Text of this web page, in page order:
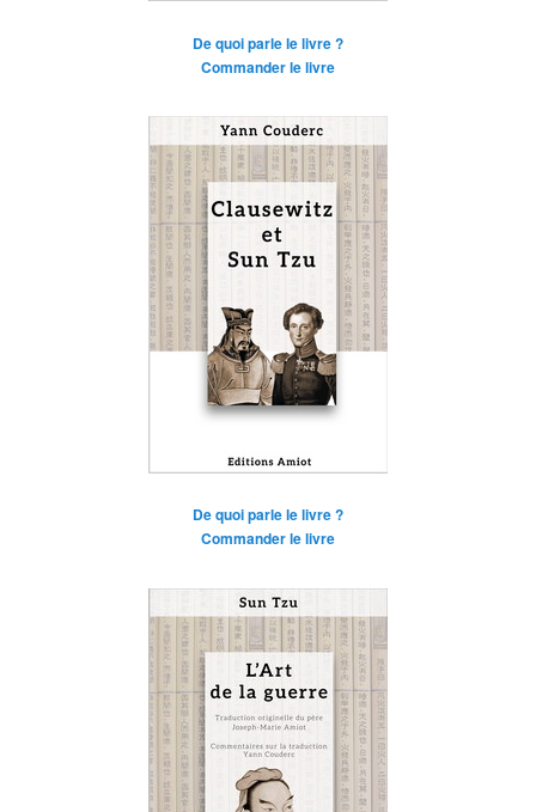
De quoi parle le livre ?
Commander le livre
De quoi parle le livre ?
Commander le livre